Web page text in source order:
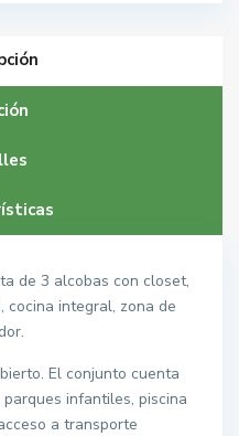
de 3 alcobas con closet,
cocina integral, zona de
El conjunto cuenta
infantiles, piscina
a transporte